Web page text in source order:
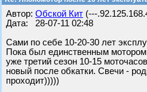
Автор: Обской Кит (---
Дата: 28-07-11 02:48
Сами по себе 10-20-30 лет
Пока был единственным мотором
уже третий сезон 10-15
новый после обкатки. Свечи -
проходит)))))